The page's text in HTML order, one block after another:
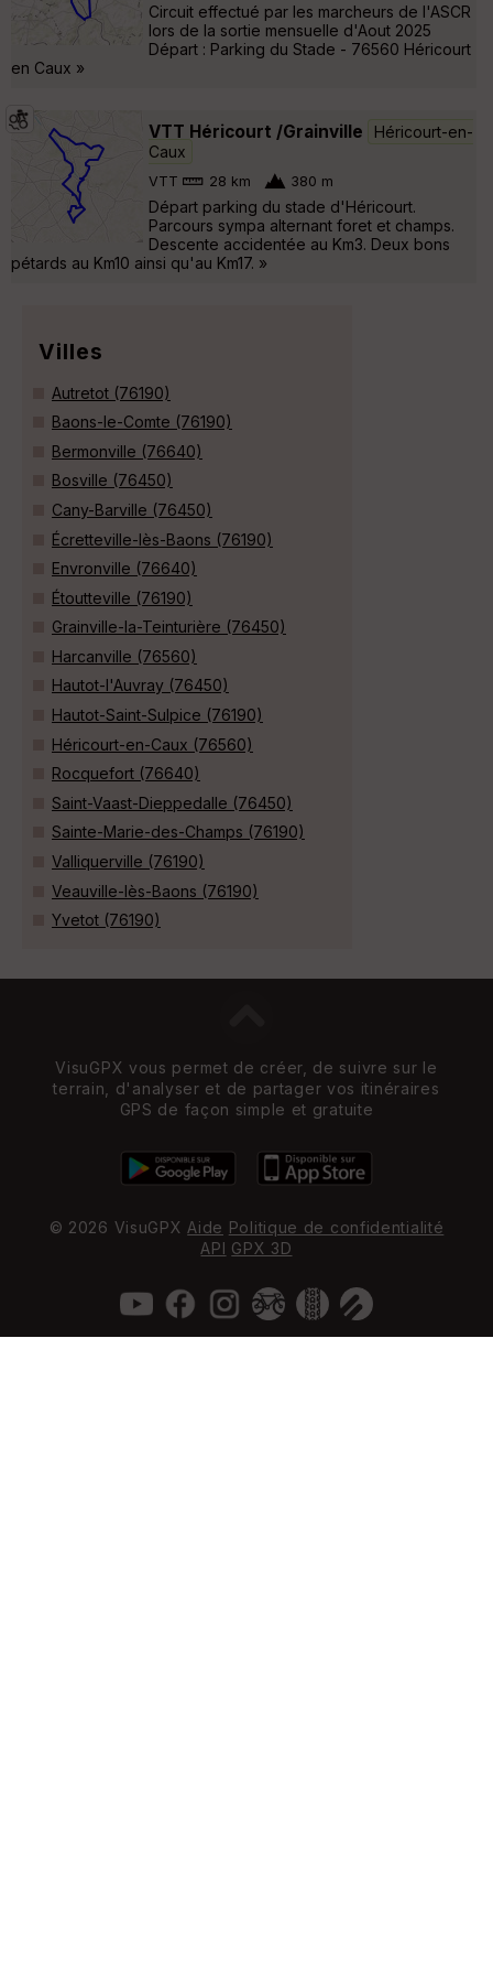
Circuit effectué par les marcheurs de l'ASCR
lors de la sortie mensuelle d'Aout 2025
Départ : Parking du Stade - 76560 Héricourt
en Caux »
VTT Héricourt /Grainville
Héricourt-en-
Caux
VTT 28 km 380 m
Départ parking du stade d'Héricourt.
Parcours sympa alternant foret et champs.
Descente accidentée au Km3. Deux bons
pétards au Km10 ainsi qu'au Km17. »
Villes
Autretot (76190)
Baons-le-Comte (76190)
Bermonville (76640)
Bosville (76450)
Cany-Barville (76450)
Écretteville-lès-Baons (76190)
Envronville (76640)
Étoutteville (76190)
Grainville-la-Teinturière (76450)
Harcanville (76560)
Hautot-l'Auvray (76450)
Hautot-Saint-Sulpice (76190)
Héricourt-en-Caux (76560)
Rocquefort (76640)
Saint-Vaast-Dieppedalle (76450)
Sainte-Marie-des-Champs (76190)
Valliquerville (76190)
Veauville-lès-Baons (76190)
Yvetot (76190)
VisuGPX vous permet de créer, de suivre sur le
terrain, d'analyser et de partager vos itinéraires
GPS de façon simple et gratuite
© 2026 VisuGPX Aide Politique de confidentialité
API GPX 3D